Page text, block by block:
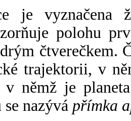
je vyznačena
polohu
čtverečkem.
trajektorii, v
němž je
nazývá přímka